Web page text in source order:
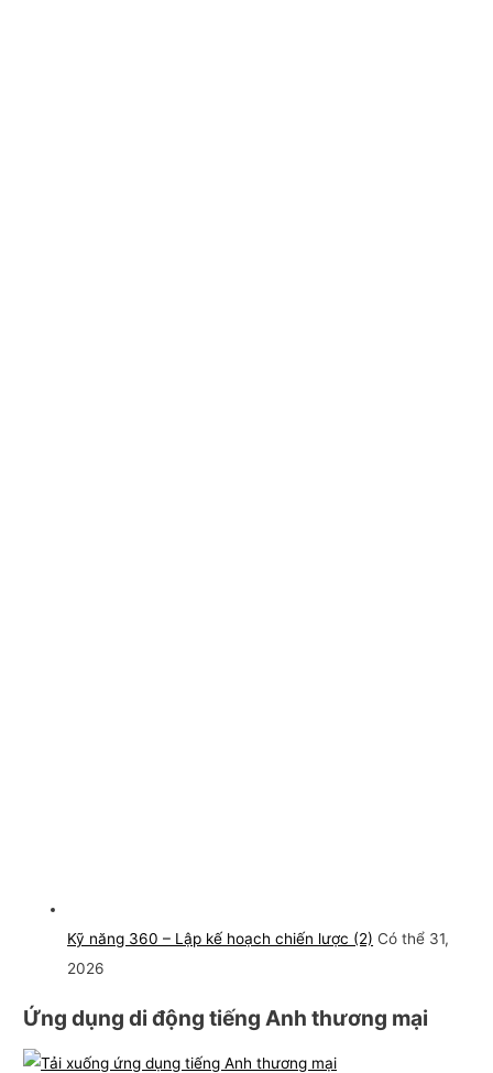
Kỹ năng 360 – Lập kế hoạch chiến lược (2) Có thể 31,
2026
Ứng dụng di động tiếng Anh thương mại